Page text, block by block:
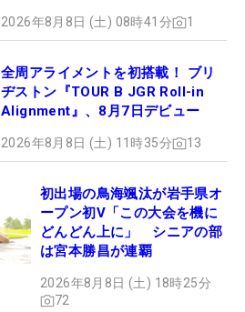
2026年8月8日 (土) 08時41分 1
全周アライメントを初搭載！ ブリ
ヂストン『TOUR B JGR Roll-in
Alignment』、8月7日デビュー
2026年8月8日 (土) 11時35分 13
初出場の鳥海颯汰が岩手県オ
ープン初V「この大会を機に
どんどん上に」 シニアの部
は宮本勝昌が連覇
2026年8月8日 (土) 18時25分
72